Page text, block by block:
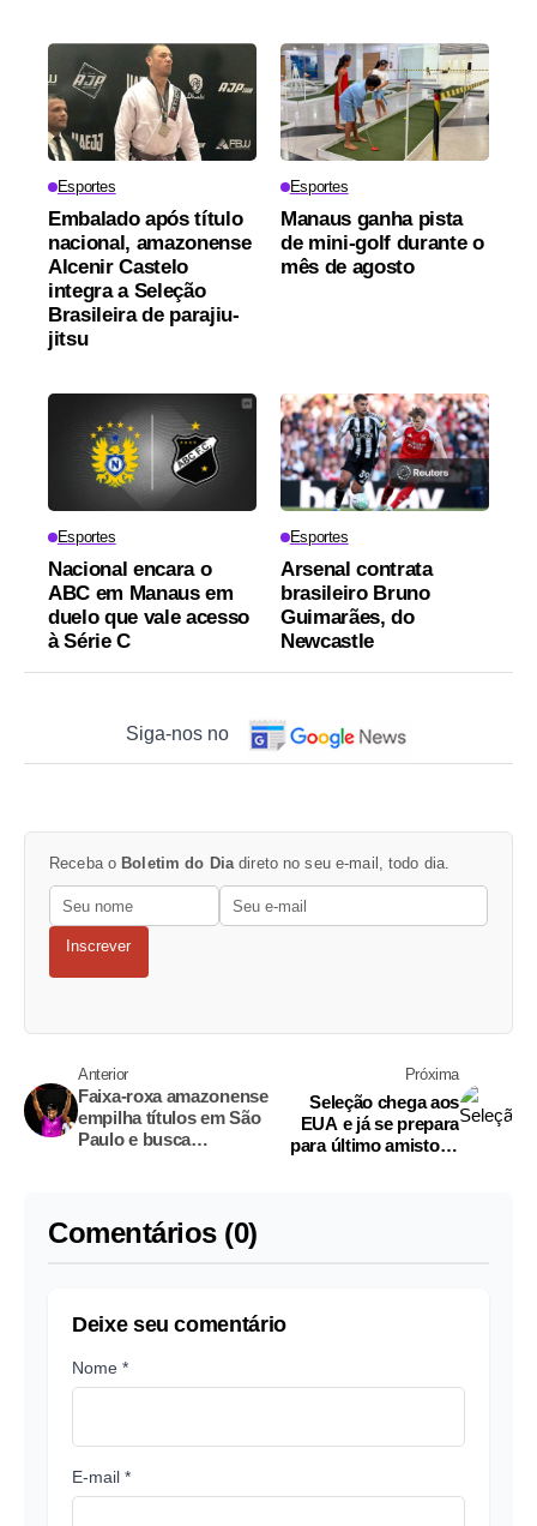
Esportes
Embalado após título
nacional, amazonense
Alcenir Castelo
integra a Seleção
Brasileira de parajiu-
jitsu
Esportes
Manaus ganha pista
de mini-golf durante o
mês de agosto
Esportes
Nacional encara o
ABC em Manaus em
duelo que vale acesso
à Série C
Esportes
Arsenal contrata
brasileiro Bruno
Guimarães, do
Newcastle
Siga-nos no
Receba o Boletim do Dia direto no seu e-mail, todo dia.
Inscrever
Anterior
Faixa-roxa amazonense
empilha títulos em São
Paulo e busca
Próxima
Seleção chega aos
EUA e já se prepara
para último amistoso
Comentários (0)
Deixe seu comentário
Nome *
E-mail *